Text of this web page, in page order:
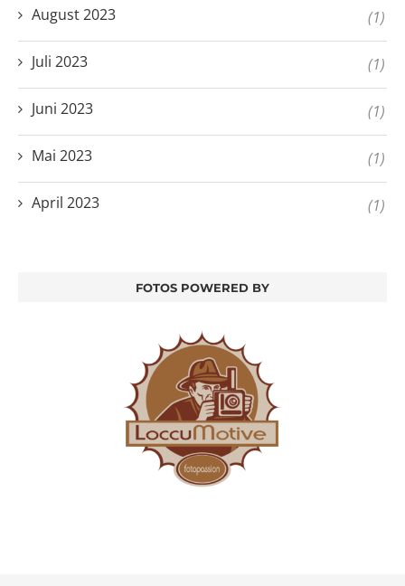
August 2023 (1)
Juli 2023 (1)
Juni 2023 (1)
Mai 2023 (1)
April 2023 (1)
FOTOS POWERED BY